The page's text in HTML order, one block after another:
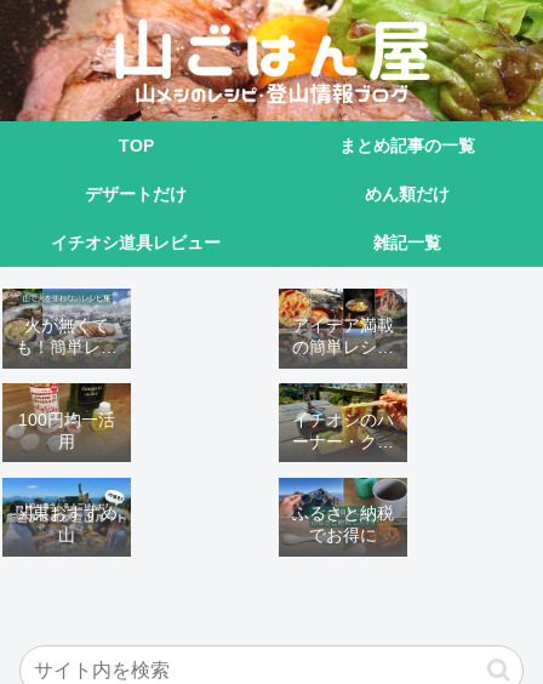
TOP まとめ記事の一覧
デザートだけ めん類だけ
イチオシ道具レビュー 雑記一覧
火が無くて
も！簡単レシ
ピ9選
アイデア満載
の簡単レシピ
16 選
100円均一活
用
イチオシのバ
ーナー・クッ
カーこれ！
関東おすすめ
山
ふるさと納税
でお得に